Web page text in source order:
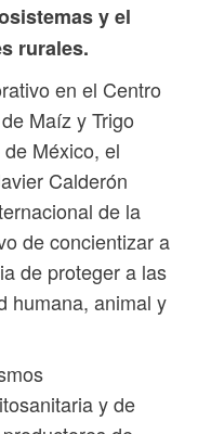
y el
rurales.
en el Centro
Maíz y Trigo
México, el
Calderón
de la
de concientizar a
de proteger a las
humana, animal y
y de